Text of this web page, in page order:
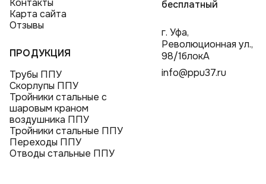
Контакты
Карта сайта
Отзывы
ПРОДУКЦИЯ
Трубы ППУ
Скорлупы ППУ
Тройники стальные с
шаровым краном
воздушника ППУ
Тройники стальные ППУ
Переходы ППУ
Отводы стальные ППУ
бесплатный
г. Уфа,
Революционная ул.,
98/1блокА
info@ppu37.ru